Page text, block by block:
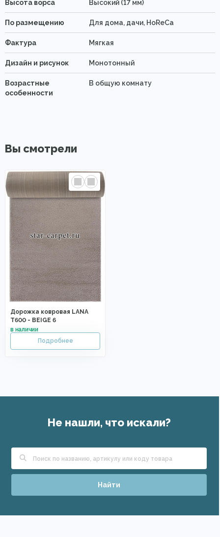
Высота ворса Высокий (17 мм)
По размещению Для дома, дачи, HoReCa
Фактура Мягкая
Дизайн и рисунок Монотонный
Возрастные
особенности
В общую комнату
Вы смотрели
Дорожка ковровая LANA
T600 - BEIGE 6
Не нашли, что искали?
Найти